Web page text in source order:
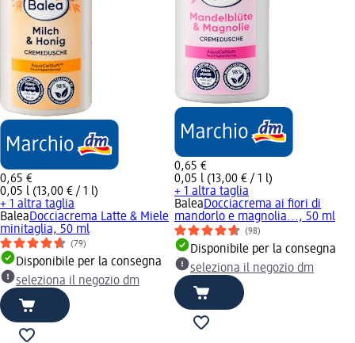
0,65 €
0,05 l (13,00 € / 1 l)
+ 1 altra taglia
BaleaDocciacrema Latte & Miele
minitaglia, 50 ml
(79)
Disponibile per la consegna
seleziona il negozio dm
0,65 €
0,05 l (13,00 € / 1 l)
+ 1 altra taglia
BaleaDocciacrema ai fiori di
mandorlo e magnolia..., 50 ml
(98)
Disponibile per la consegna
seleziona il negozio dm